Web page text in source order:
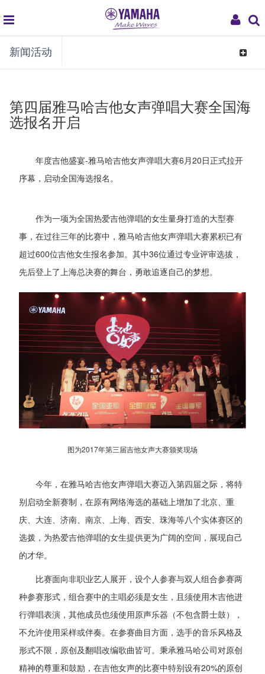
My
global
navigation
新闻活动
Toggle
第四届雅马哈吉他女声弹唱大赛全国海
选报名开启
年度吉他盛宴-雅马哈吉他女声弹唱大赛6月20日正式拉开
序幕，启动全国海选报名。
作为一项为全国热爱吉他弹唱的女生量身打造的大型赛
事，在过往三年的比赛中，雅马哈吉他女声弹唱大赛累积已有
超过600位吉他女生报名参加。其中36位通过专业评审选拔，
先后登上了上海总决赛的舞台，勇敢追逐自己的梦想。
图为2017年第三届吉他女声大赛颁奖现场
今年，在雅马哈吉他女声弹唱大赛迈入第四届之际，将特
别启动全新赛制，在原有网络海选的基础上增加了北京、重
庆、大连、济南、南京、上海、西安、珠海等八个实体赛区的
选拨，为热爱吉他弹唱的女生提供更为广阔的空间，展现自己
的才华。
比赛面向非职业艺人展开，设个人参赛与双人组合参赛两
种参赛形式，组合赛中的主唱必须是女生，且须使用木吉他进
行弹唱表演，其他成员也须使用原声乐器（不包含爵士鼓），
不允许使用采样或伴奏。在参赛曲目方面，选手的音乐风格及
形式不限，原创及翻唱改编歌曲皆可。秉承雅马哈公司对原创
精神的尊重和鼓励，在吉他女声的比赛中特别设有20%的原创